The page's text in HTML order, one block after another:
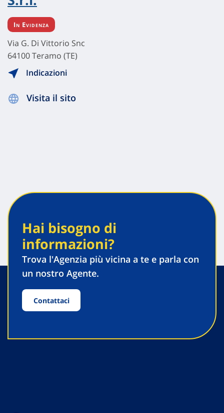
In Evidenza
Via G. Di Vittorio Snc
64100 Teramo (TE)
Indicazioni
Visita il sito
Hai bisogno di
informazioni?
Trova l'Agenzia più vicina a te e parla con
un nostro Agente.
Contattaci